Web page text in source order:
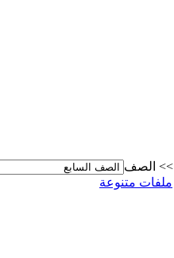
>> الصف
ملفات متنوعة